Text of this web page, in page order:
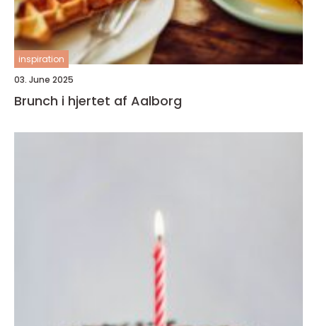
inspiration
03. June 2025
Brunch i hjertet af Aalborg